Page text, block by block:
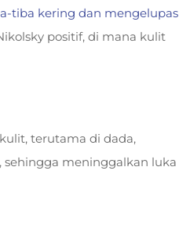
tiba kering dan mengelupas
positif, di mana kulit
terutama di dada,
sehingga meninggalkan luka